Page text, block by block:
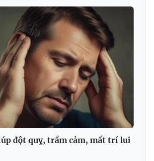
đột quỵ, trầm cảm, mất trí lui